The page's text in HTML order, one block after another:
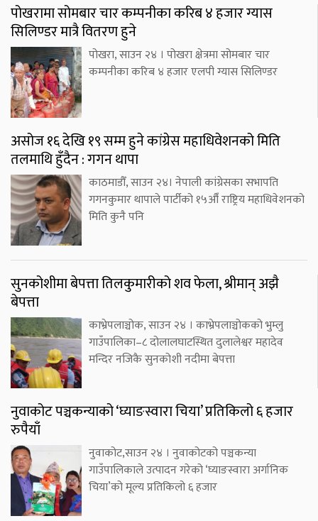
पोखरामा सोमबार चार कम्पनीका करिब ४ हजार ग्यास
सिलिण्डर मात्रै वितरण हुने
पोखरा, साउन २४ । पोखरा क्षेत्रमा सोमबार चार
कम्पनीका करिब ४ हजार एलपी ग्यास सिलिण्डर
असोज १६ देखि १९ सम्म हुने कांग्रेस महाधिवेशनको मिति
तलमाथि हुँदैन : गगन थापा
काठमाडौँ, साउन २४। नेपाली कांग्रेसका सभापति
गगनकुमार थापाले पार्टीको १५औँ राष्ट्रिय महाधिवेशनको
मिति कुनै पनि
सुनकोशीमा बेपत्ता तिलकुमारीको शव फेला, श्रीमान् अझै
बेपत्ता
काभ्रेपलाञ्चोक, साउन २४ । काभ्रेपलाञ्चोकको भुम्लु
गाउँपालिका–८ दोलालघाटस्थित दुलालेश्वर महादेव
मन्दिर नजिकै सुनकोशी नदीमा बेपत्ता
नुवाकोट पञ्चकन्याको ‘घ्याङस्वारा चिया’ प्रतिकिलो ६ हजार
रुपैयाँ
नुवाकोट,साउन २४ । नुवाकोटको पञ्चकन्या
गाउँपालिकाले उत्पादन गरेको ‘घ्याङस्वारा अर्गानिक
चिया’को मूल्य प्रतिकिलो ६ हजार